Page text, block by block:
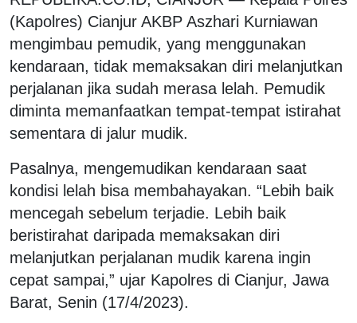
(Kapolres) Cianjur AKBP Aszhari Kurniawan
mengimbau pemudik, yang menggunakan
kendaraan, tidak memaksakan diri melanjutkan
perjalanan jika sudah merasa lelah. Pemudik
diminta memanfaatkan tempat-tempat istirahat
sementara di jalur mudik.
Pasalnya, mengemudikan kendaraan saat
kondisi lelah bisa membahayakan. “Lebih baik
mencegah sebelum terjadie. Lebih baik
beristirahat daripada memaksakan diri
melanjutkan perjalanan mudik karena ingin
cepat sampai,” ujar Kapolres di Cianjur, Jawa
Barat, Senin (17/4/2023).